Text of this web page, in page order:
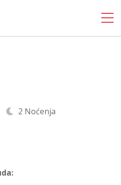
2 Noćenja